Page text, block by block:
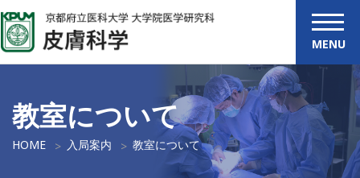
MENU
教室について
HOME 入局案内 教室について